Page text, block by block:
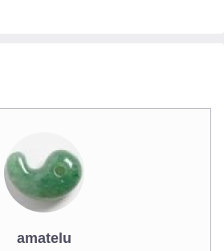
amatelu